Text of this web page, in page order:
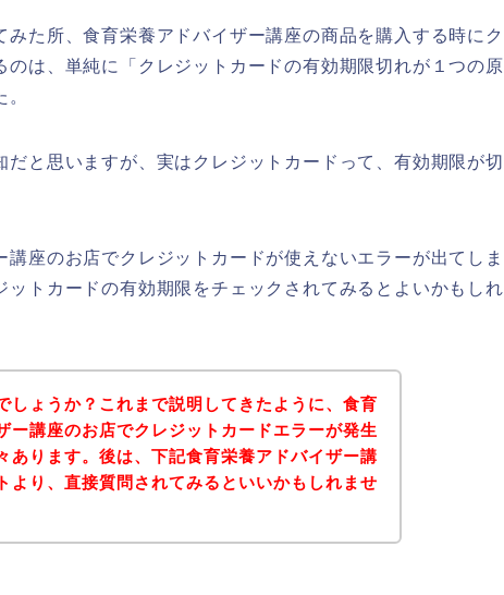
みた所、食育栄養アドバイザー講座の商品を購入する時にク
のは、単純に「クレジットカードの有効期限切れが１つの原
だと思いますが、実はクレジットカードって、有効期限が切
座のお店でクレジットカードが使えないエラーが出てしま
ットカードの有効期限をチェックされてみるとよいかもしれ
しょうか？これまで説明してきたように、食育
ー講座のお店でクレジットカードエラーが発生
あります。後は、下記食育栄養アドバイザー講
より、直接質問されてみるといいかもしれませ